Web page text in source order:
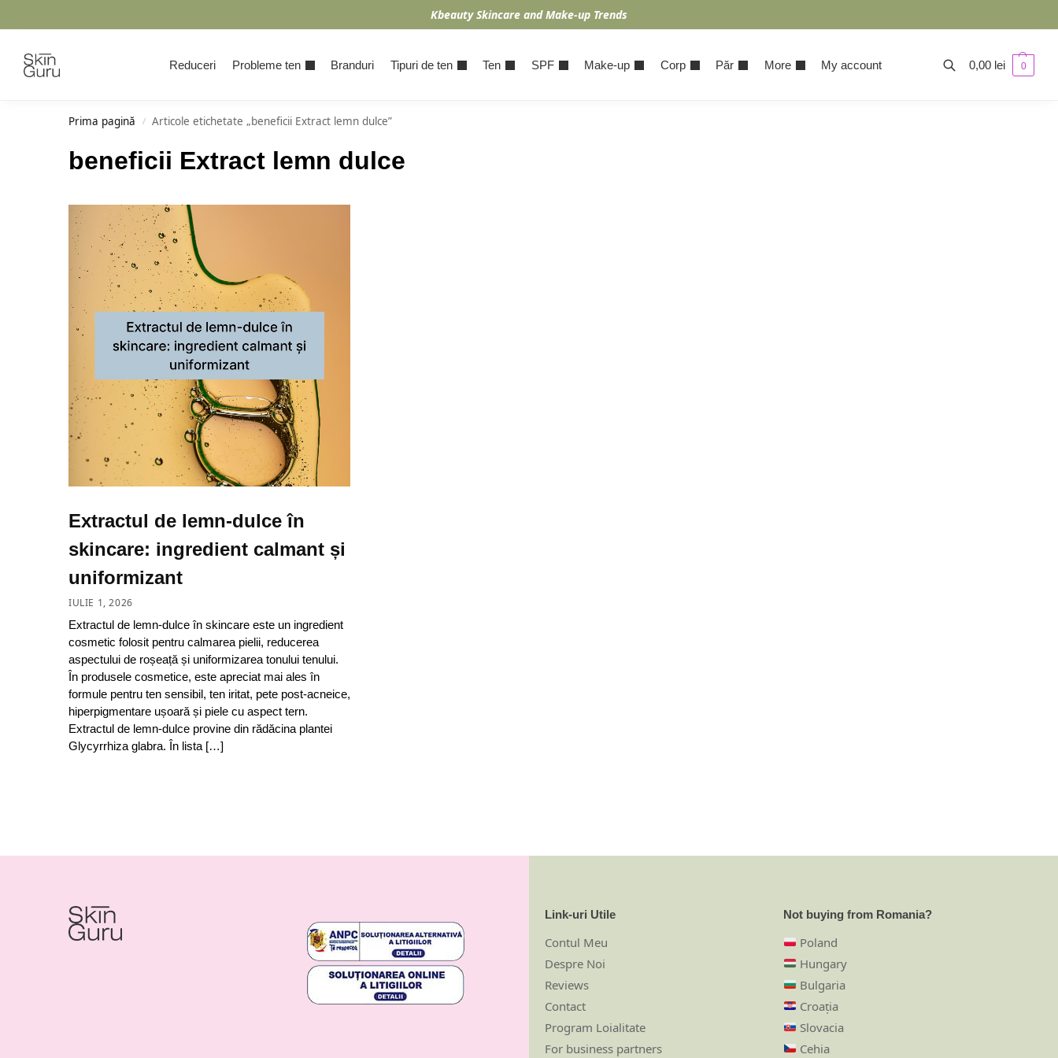
Kbeauty Skincare and Make-up Trends
Reduceri Probleme ten Branduri Tipuri de ten Ten SPF Make-up Corp Păr More My account 0,00 lei 0
Prima pagină / Articole etichetate „beneficii Extract lemn dulce”
beneficii Extract lemn dulce
Extractul de lemn-dulce în
skincare: ingredient calmant și
uniformizant
IULIE 1, 2026
Extractul de lemn-dulce în skincare este un ingredient
cosmetic folosit pentru calmarea pielii, reducerea
aspectului de roșeață și uniformizarea tonului tenului.
În produsele cosmetice, este apreciat mai ales în
formule pentru ten sensibil, ten iritat, pete post-acneice,
hiperpigmentare ușoară și piele cu aspect tern.
Extractul de lemn-dulce provine din rădăcina plantei
Glycyrrhiza glabra. În lista […]
Link-uri Utile
Contul Meu
Despre Noi
Reviews
Contact
Program Loialitate
For business partners
Not buying from Romania?
Poland
Hungary
Bulgaria
Croația
Slovacia
Cehia